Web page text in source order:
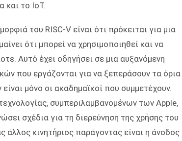
και το IoT.
του RISC-V είναι ότι πρόκειται για μια
ότι μπορεί να χρησιμοποιηθεί και να
Αυτό έχει οδηγήσει σε μια αυξανόμενη
που εργάζονται για να ξεπεράσουν τα όρια
μόνο οι ακαδημαϊκοί που συμμετέχουν.
συμπεριλαμβανομένων των Apple,
σχέδια για τη διερεύνηση της χρήσης του
άλλος κινητήριος παράγοντας είναι η άνοδος